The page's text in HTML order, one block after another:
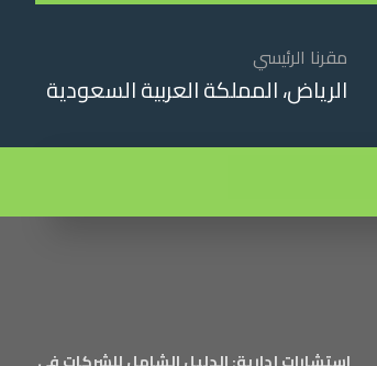
مقرنا الرئيسي
الرياض، المملكة العربية السعودية